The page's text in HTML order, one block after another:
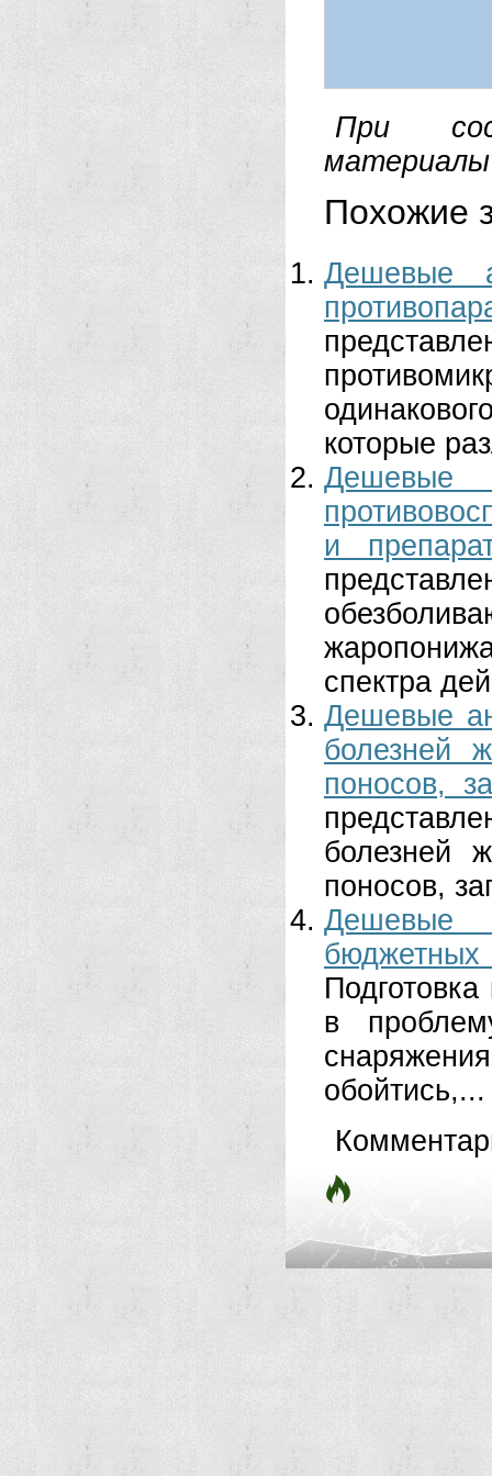
При
Похожие
Дешевые
которые
Дешевые
и
спектра
Дешевые
болезней
поносов,
болезней
поносов,
Дешевые
в
обойтись,...